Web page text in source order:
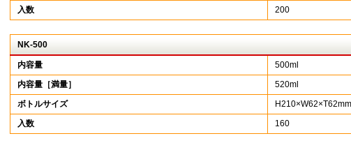
入数
200
NK-500
内容量
500ml
内容量［満量］
520ml
ボトルサイズ
H210×W62×T62mm
入数
160